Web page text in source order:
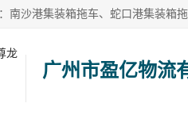
龙
广州市盈亿物流